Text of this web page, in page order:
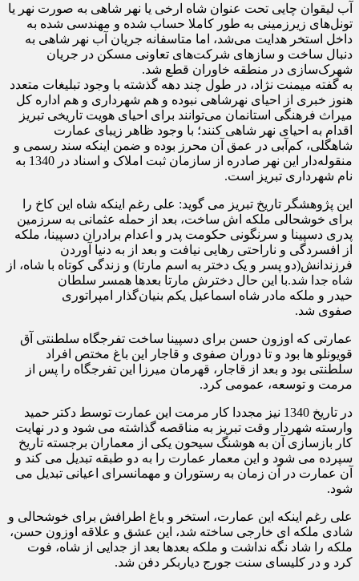
آب لیقوان چایی تحت عنوان شاه ارخی یا نهر شاهی به صورت نهر یا
تونل‌های زیرزمینی به طور کاملا حساب شده و مهندسی شده به
داخل استخر هدایت می‌شد، اما متاسفانه جریان آب نهر شاهی به
دنبال ساخت و سازهای شرکت‌های تعاونی مسکن در جریان
شهرک‌سازی در منطقه خاوران قطع شد.
به گفته میمنت نژاد، در طول چند دهه گذشته با وجود تبلیغات‌ متعدد
هنوز خبری از احیای نهرشاهی نبوده و هم شهرداری و هم اداره کل
میراث فرهنگی استانمان می‌توانند برای احیای هویت تاریخی تبریز
اقدام به احیای نهر شاهی کنند؛ با وجود ظاهر زیبای عمارت
شاهگلی، کم‌آبی در عمق آن محرز بوده و ضمن اینکه سند رسمی و
منقوله‌دار این نهر صادره از سازمان ثبت املاک و اسناد در 1340 به
نام شهرداری تبریز است.
این پژوهشگر تاریخ تبریز می گوید: علی رغم اینکه شاه این کاخ را
برای خوشحالی ملکه اش ساخت، بعد از حمله عثمانی به سرزمین
پدری دسپینا و سرنگونی حکومت پدر و اعدام برادران دسپینا، ملکه
از افسردگی و ناراحتی رهایی نیافت و بعد از به دنیا آوردن
فرزندانش(دو پسر و یک دختر به اسم مارتا) و زندگی کوتاه با شاه، از
شاه جدا شد.با این حال دخترش مارتا بعدها همسر سلطان
حیدر و ملکه مادر شاه اسماعیل یکم بنیان‌گذار امپراتوری
صفوی شد.
عمارتی که اوزون حسن برای دسپینا ساخت تفرجگاه سلطنتی آق
قویونلو ها بود و تا دوران صفوی و قاجار این باغ مختص افراد
سلطنتی بود و بعد از قاجار، قهرمان میرزا این تفرجگاه را پس از
مرمت و توسعه، عمومی کرد.
در تاریخ 1340 نیز مجددا کار مرمت این عمارت توسط دکتر حمید
وارسته شهردار وقت تبریز به مناقصه گذاشته می شود و در نهایت
کار بازسازی آن به هوشنگ سیحون یکی از معماران برجسته تاریخ
سپرده می شود و این معمار عمارت را به دو طبقه تبدیل می کند و
آن عمارت در آن زمان به رستوران و مهمانسرای اعیانی تبدیل می
شود.
علی رغم اینکه این عمارت، استخر و باغ اطرافش برای خوشحالی و
شادی ملکه ای خارجی ساخته شد، این عشق و علاقه اوزون حسن،
ملکه را شاد نگه نداشت و ملکه بعدها بعد از جدایی از شاه، فوت
کرد و در کلیسای سنت جورج دیاربکر دفن شد.